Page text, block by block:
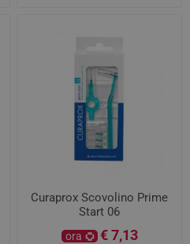
Curaprox Scovolino Prime
Start 06
ora € 7,13